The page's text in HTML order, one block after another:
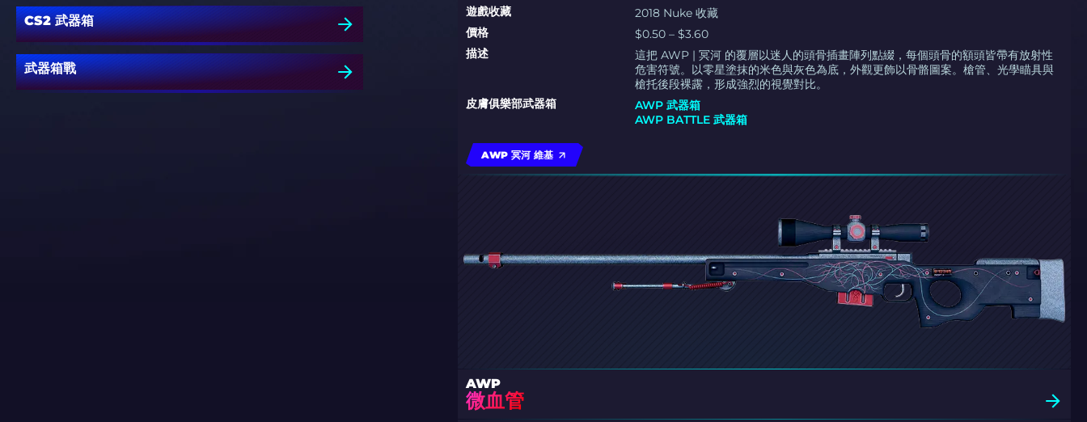
CS2 武器箱
武器箱戰
遊戲收藏
2018 Nuke 收藏
價格
$0.50 – $3.60
描述
這把 AWP | 冥河 的覆層以迷人的頭骨插畫陣列點綴，每個頭骨的額頭皆帶有放射性
危害符號。以零星塗抹的米色與灰色為底，外觀更飾以骨骼圖案。槍管、光學瞄具與
槍托後段裸露，形成強烈的視覺對比。
皮膚俱樂部武器箱
AWP 武器箱
AWP BATTLE 武器箱
AWP 冥河 維基
AWP
微血管